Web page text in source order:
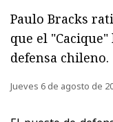
Paulo Bracks
que el
defensa chileno.
Jueves 6 de agosto de